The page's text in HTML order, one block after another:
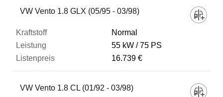
VW Vento 1.8 GLX (05/95 - 03/98)
Normal
55 kW
75 PS
16.739 €
VW Vento 1.8 CL (01/92 - 03/98)